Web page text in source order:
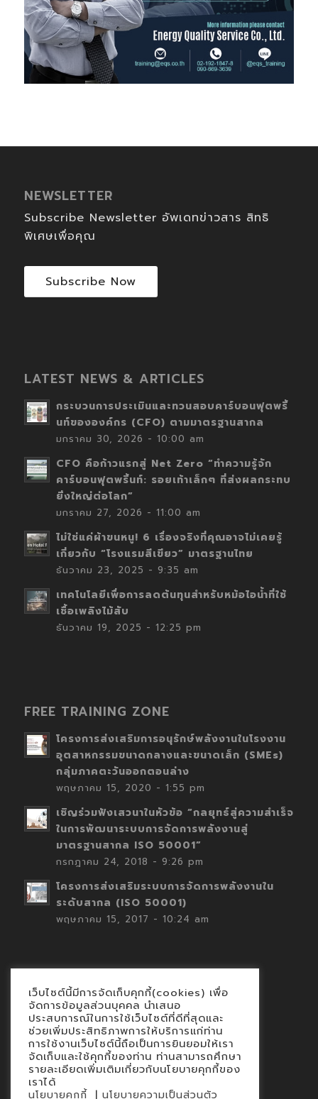
NEWSLETTER
Subscribe Newsletter อัพเดทข่าวสาร สิทธิ
พิเศษเพื่อคุณ
Subscribe Now
LATEST NEWS & ARTICLES
กระบวนการประเมินและทวนสอบคาร์บอนฟุตพริ้
นท์ขององค์กร (CFO) ตามมาตรฐานสากล
มกราคม 30, 2026 - 10:00 am
CFO คือก้าวแรกสู่ Net Zero “ทำความรู้จัก
คาร์บอนฟุตพริ้นท์: รอยเท้าเล็กๆ ที่ส่งผลกระทบ
ยิ่งใหญ่ต่อโลก”
มกราคม 27, 2026 - 11:00 am
ไม่ใช่แค่ผ้าขนหนู! 6 เรื่องจริงที่คุณอาจไม่เคยรู้
เกี่ยวกับ “โรงแรมสีเขียว” มาตรฐานไทย
ธันวาคม 23, 2025 - 9:35 am
เทคโนโลยีเพื่อการลดต้นทุนสำหรับหม้อไอน้ำที่ใช้
เชื้อเพลิงไม้สับ
ธันวาคม 19, 2025 - 12:25 pm
FREE TRAINING ZONE
โครงการส่งเสริมการอนุรักษ์พลังงานในโรงงาน
อุตสาหกรรมขนาดกลางและขนาดเล็ก (SMEs)
กลุ่มภาคตะวันออกตอนล่าง
พฤษภาคม 15, 2020 - 1:55 pm
เชิญร่วมฟังเสวนาในหัวข้อ “กลยุทธ์สู่ความสำเร็จ
ในการพัฒนาระบบการจัดการพลังงานสู่
มาตรฐานสากล ISO 50001”
กรกฎาคม 24, 2018 - 9:26 pm
โครงการส่งเสริมระบบการจัดการพลังงานใน
ระดับสากล (ISO 50001)
พฤษภาคม 15, 2017 - 10:24 am
Contact
นโยบายคุกกี้
นโยบายข้อมูลส่วนบุคคล
เว็บไซต์นี้มีการจัดเก็บคุกกี้(cookies) เพื่อ
จัดการข้อมูลส่วนบุคคล นำเสนอ
ประสบการณ์ในการใช้เว็บไซต์ที่ดีที่สุดและ
ช่วยเพิ่มประสิทธิภาพการให้บริการแก่ท่าน
การใช้งานเว็บไซต์นี้ถือเป็นการยินยอมให้เรา
จัดเก็บและใช้คุกกี้ของท่าน ท่านสามารถศึกษา
รายละเอียดเพิ่มเติมเกี่ยวกับนโยบายคุกกี้ของ
เราได้
นโยบายคุกกี้ | นโยบายความเป็นส่วนตัว